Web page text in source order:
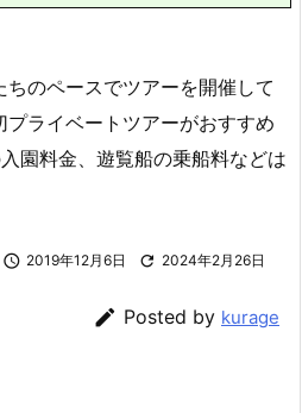
のペースでツアーを開催して
ライベートツアーがおすすめ
園料金、遊覧船の乗船料などは
 2019年12月6日  2024年2月26日
 Posted by kurage